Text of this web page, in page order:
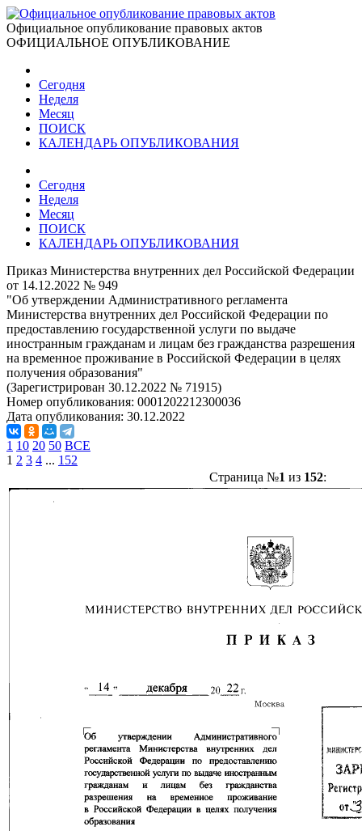
Официальное опубликование правовых актов
ОФИЦИАЛЬНОЕ ОПУБЛИКОВАНИЕ
Сегодня
Неделя
Месяц
ПОИСК
КАЛЕНДАРЬ ОПУБЛИКОВАНИЯ
Сегодня
Неделя
Месяц
ПОИСК
КАЛЕНДАРЬ ОПУБЛИКОВАНИЯ
Приказ Министерства внутренних дел Российской Федерации
от 14.12.2022 № 949
"Об утверждении Административного регламента
Министерства внутренних дел Российской Федерации по
предоставлению государственной услуги по выдаче
иностранным гражданам и лицам без гражданства разрешения
на временное проживание в Российской Федерации в целях
получения образования"
(Зарегистрирован 30.12.2022 № 71915)
Номер опубликования: 0001202212300036
Дата опубликования: 30.12.2022
1 10 20 50 ВСЕ
1 2 3 4 ... 152
Страница №1 из 152: